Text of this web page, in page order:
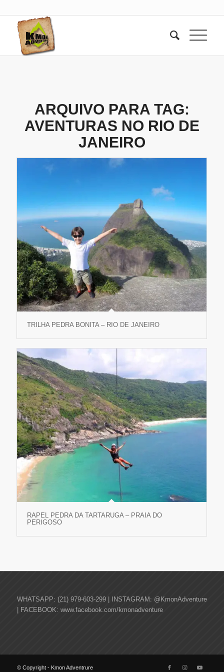
ARQUIVO PARA TAG:
AVENTURAS NO RIO DE
JANEIRO
TRILHA PEDRA BONITA – RIO DE JANEIRO
RAPEL PEDRA DA TARTARUGA – PRAIA DO
PERIGOSO
WHATSAPP: (21) 979-603-299 | INSTAGRAM: @KmonAdventure
| FACEBOOK: www.facebook.com/kmonadventure
© Copyright - Kmon Adventrure